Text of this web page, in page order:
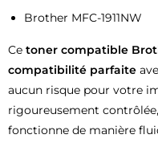
Brother MFC-1911NW
Ce toner compatible
compatibilité parfaite
aucun risque pour votre
rigoureusement
fonctionne de manière